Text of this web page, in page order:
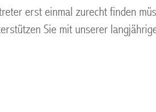
erst einmal zurecht finden
Sie mit unserer